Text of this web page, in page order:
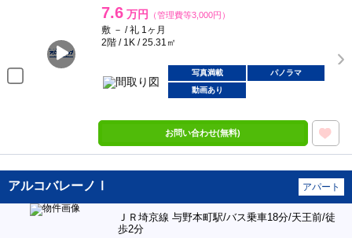
7.6 万円 （管理費等3,000円）
敷 － / 礼 1ヶ月
2階 / 1K / 25.31㎡
写真満載
パノラマ
動画あり
お問い合わせ(無料)
アルコバレーノⅠ アパート
ＪＲ埼京線 与野本町駅/バス乗車18分/天王前/徒
歩2分